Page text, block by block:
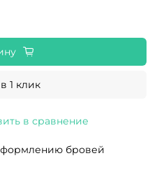
в сравнение
1 клик
бровей